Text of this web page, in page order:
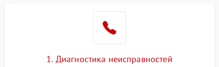
1. Диагностика неисправностей